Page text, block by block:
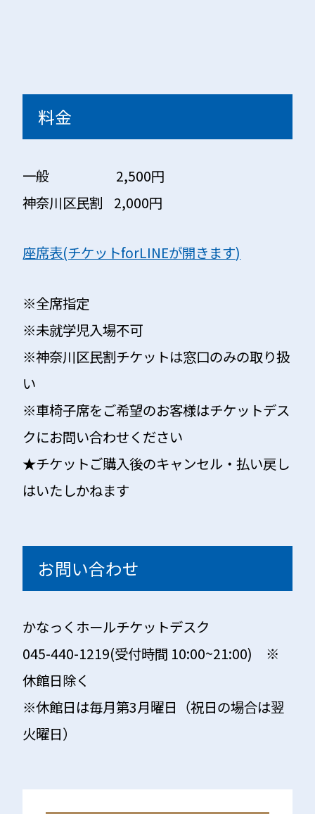
料金
一般 2,500円
神奈川区民割 2,000円
座席表(チケットforLINEが開きます)
※全席指定
※未就学児入場不可
※神奈川区民割チケットは窓口のみの取り扱
い
※車椅子席をご希望のお客様はチケットデス
クにお問い合わせください
★チケットご購入後のキャンセル・払い戻し
はいたしかねます
お問い合わせ
かなっくホールチケットデスク
045-440-1219(受付時間 10:00~21:00) ※
休館日除く
※休館日は毎月第3月曜日（祝日の場合は翌
火曜日）